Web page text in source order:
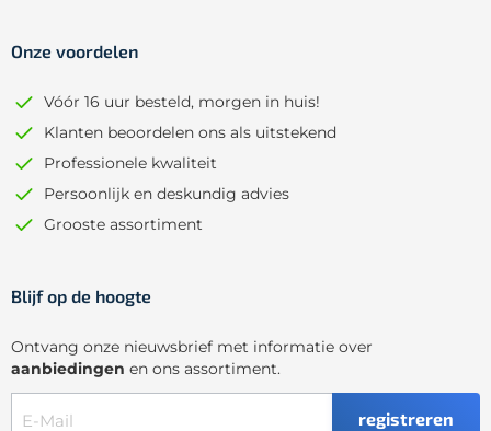
Onze voordelen
Vóór 16 uur besteld, morgen in huis!
Klanten beoordelen ons als uitstekend
Professionele kwaliteit
Persoonlijk en deskundig advies
Grooste assortiment
Blijf op de hoogte
Ontvang onze nieuwsbrief met informatie over
aanbiedingen en ons assortiment.
registreren